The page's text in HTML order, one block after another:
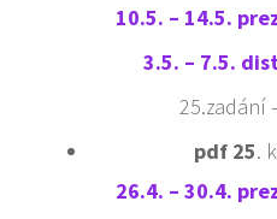
10.5. – 14.5.
3.5. – 7.5.
25.zadání
pdf 25.
26.4. – 30.4.